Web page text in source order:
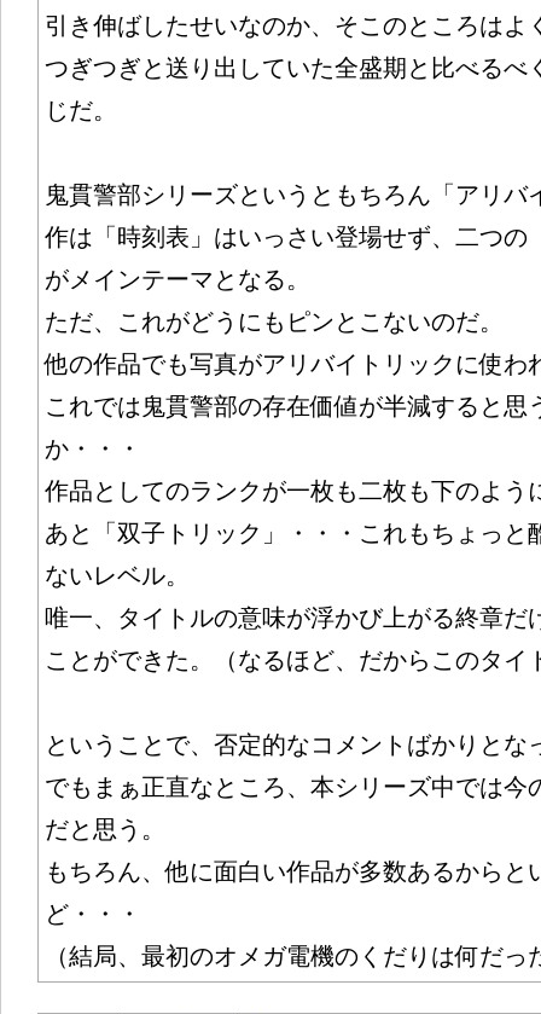
引き伸ばしたせいなのか、そこのところはよ
つぎつぎと送り出していた全盛期と比べるべ
じだ。
鬼貫警部シリーズというともちろん「アリバ
作は「時刻表」はいっさい登場せず、二つの
がメインテーマとなる。
ただ、これがどうにもピンとこないのだ。
他の作品でも写真がアリバイトリックに使わ
これでは鬼貫警部の存在価値が半減すると思
か・・・
作品としてのランクが一枚も二枚も下のよう
あと「双子トリック」・・・これもちょっと
ないレベル。
唯一、タイトルの意味が浮かび上がる終章だ
ことができた。（なるほど、だからこのタイ
ということで、否定的なコメントばかりとな
でもまぁ正直なところ、本シリーズ中では今
だと思う。
もちろん、他に面白い作品が多数あるからと
ど・・・
（結局、最初のオメガ電機のくだりは何だっ